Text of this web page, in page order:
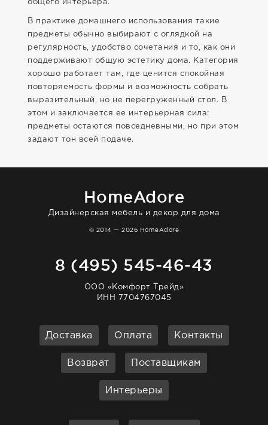
общего интерьера.
В практике домашнего использования такие
предметы обычно выбирают с оглядкой на
регулярность, удобство сочетания и то, как они
поддерживают общую эстетику дома. Категория
хорошо работает там, где ценится спокойная
повторяемость формы и возможность собрать
выразительный, но не перегруженный стол. В
этом и заключается ее интерьерная сила:
предметы остаются повседневными, но при этом
задают тон всей подаче.
HomeAdore
Дизайнерская мебель и декор для дома
© 2014 — 2026 HomeAdore
8 (495) 545-46-43
ООО «Комфорт Трейд»
ИНН 7704767045
Доставка Оплата Контакты
Возврат Поставщикам
Интерьеры